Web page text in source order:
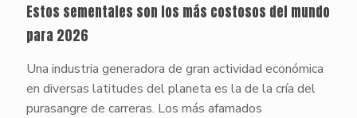
Estos sementales son los más costosos del mundo
para 2026
Una industria generadora de gran actividad económica
en diversas latitudes del planeta es la de la cría del
purasangre de carreras. Los más afamados